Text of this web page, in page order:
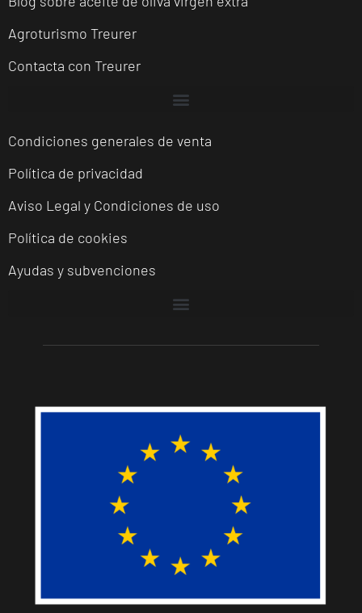
Agroturismo Treurer
Contacta con Treurer
Condiciones generales de venta
Política de privacidad
Aviso Legal y Condiciones de uso
Política de cookies
Ayudas y subvenciones